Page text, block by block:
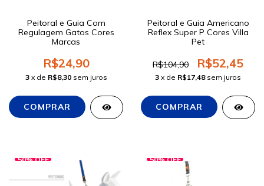
Peitoral e Guia Com
Regulagem Gatos Cores
Marcas
R$24,90
3 x de R$8,30 sem juros
Peitoral e Guia Americano
Reflex Super P Cores Villa
Pet
R$104,90 R$52,45
3 x de R$17,48 sem juros
50%OFF 50%OFF